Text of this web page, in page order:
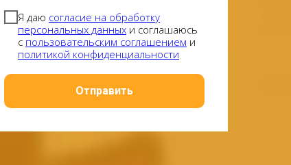
Я даю согласие на обработку
персональных данных и соглашаюсь
с пользовательским соглашением и
политикой конфиденциальности
Отправить